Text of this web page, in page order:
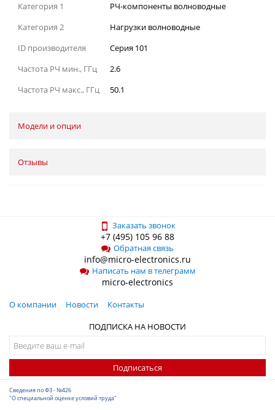
Категория 1
РЧ-компоненты волноводные
Категория 2
Нагрузки волноводные
ID производителя
Серия 101
Частота РЧ мин., ГГц
2.6
Частота РЧ макс., ГГц
50.1
Модели и опции
Отзывы
Заказать звонок
+7 (495) 105 96 88
Обратная связь
info@micro-electronics.ru
Написать нам в телеграмм
micro-electronics
О компании Новости
Контакты
ПОДПИСКА НА НОВОСТИ
Подписаться
Сведения по ФЗ - №426
"О специальной оценке условий труда"